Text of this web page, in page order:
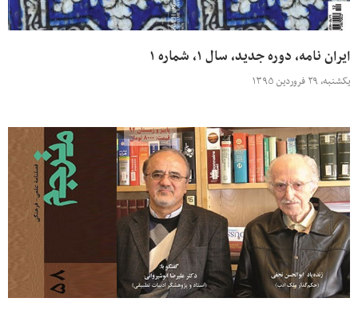
ایران نامه، دوره جدید، سال ۱، شماره ۱
یکشنبه، ۲۹ فروردین ۱۳۹۵